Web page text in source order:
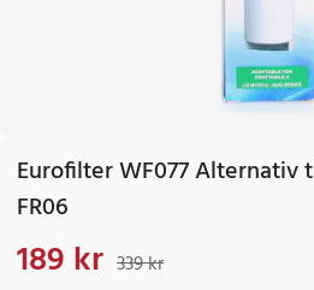
Eurofilter WF077 Alternativ
FR06
Nuvarande pris
189 kr 339 kr